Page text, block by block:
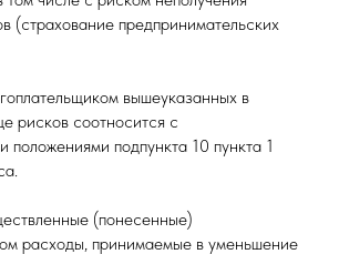
(страхование предпринимательских
вышеуказанных в
рисков соотносится с
положениями подпункта 10 пункта 1
(понесенные)
расходы, принимаемые в уменьшение